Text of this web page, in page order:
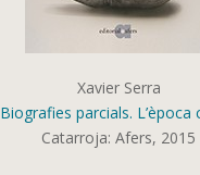
Xavier Serra
Biografies parcials. L’època
Catarroja: Afers, 2015